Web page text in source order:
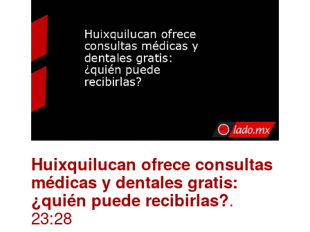
Huixquilucan ofrece consultas
médicas y dentales gratis:
¿quién puede recibirlas?.
23:28